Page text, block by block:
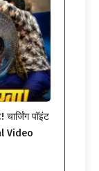
पॉइंट
Video